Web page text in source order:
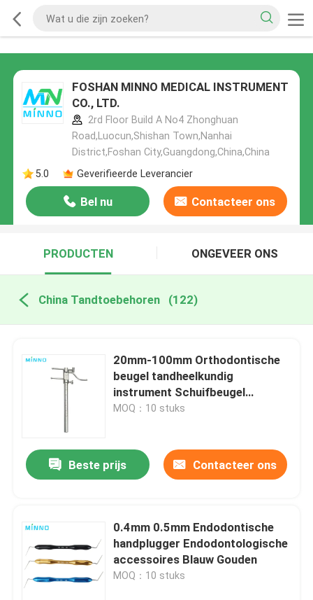
FOSHAN MINNO MEDICAL INSTRUMENT
CO., LTD.
2rd Floor Build A No4 Zhonghuan
Road,Luocun,Shishan Town,Nanhai
District,Foshan City,Guangdong,China,China
5.0
Geverifieerde Leverancier
Bel nu Contacteer ons
PRODUCTEN ONGEVEER ONS
China Tandtoebehoren (122)
20mm-100mm Orthodontische
beugel tandheelkundig
instrument Schuifbeugel
tandheelkundig
MOQ：10 stuks
Beste prijs Contacteer ons
0.4mm 0.5mm Endodontische
handplugger Endodontologische
accessoires Blauw Gouden
MOQ：10 stuks